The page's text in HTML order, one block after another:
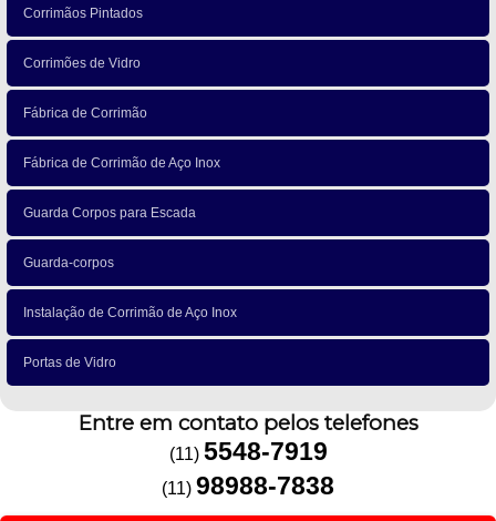
Corrimãos Pintados
Corrimões de Vidro
Fábrica de Corrimão
Fábrica de Corrimão de Aço Inox
Guarda Corpos para Escada
Guarda-corpos
Instalação de Corrimão de Aço Inox
Portas de Vidro
Entre em contato pelos telefones
(11) 5548-7919
(11) 98988-7838